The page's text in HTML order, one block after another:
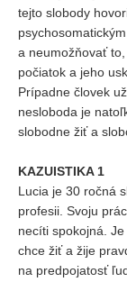
tejto slobody
a neumožňovať
počiatok a jeho
Prípadne človek
nesloboda je
slobodne žiť a
KAZUISTIKA 1
Lucia je 30 ročná
profesii. Svoju
necíti spokojná.
chce žiť a žije
na predpojatosť